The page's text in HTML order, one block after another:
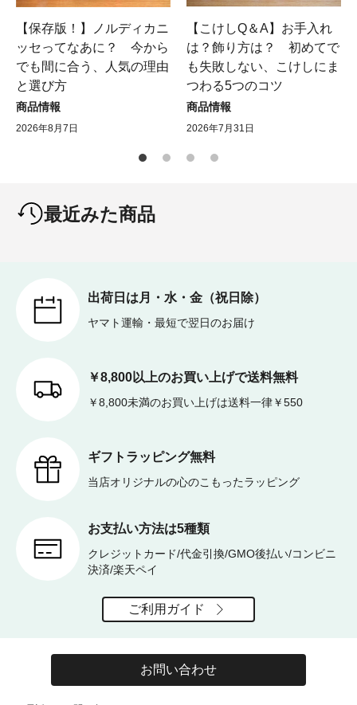
【保存版！】ノルディカニ
ッセってなあに？ 今から
でも間に合う、人気の理由
と選び方
商品情報
2026年8月7日
【こけしQ＆A】お手入れ
は？飾り方は？ 初めてで
も失敗しない、こけしにま
つわる5つのコツ
商品情報
2026年7月31日
最近みた商品
出荷日は月・水・金（祝日除）
ヤマト運輸・最短で翌日のお届け
￥8,800以上のお買い上げで送料無料
￥8,800未満のお買い上げは送料一律￥550
ギフトラッピング無料
当店オリジナルの心のこもったラッピング
お支払い方法は5種類
クレジットカード/代金引換/GMO後払い/コンビニ
決済/楽天ペイ
ご利用ガイド
お問い合わせ